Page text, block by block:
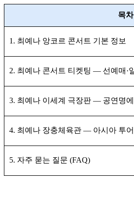
목차
1. 최예나 앙코르 콘서트 기본 정보
2. 최예나 콘서트 티켓팅 — 선예매·
3. 최예나 이세계 극장판 — 공연명
4. 최예나 장충체육관 — 아시아 투어
5. 자주 묻는 질문 (FAQ)